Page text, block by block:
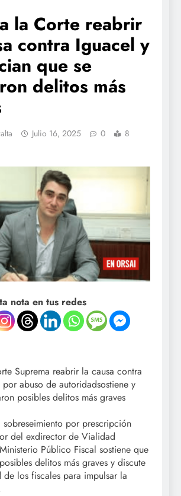
la Corte reabrir
contra Iguacel y
que se
delitos más
Julio 16, 2025 0
8
nota en tus redes
Suprema reabrir la causa contra
por abuso de autoridadsostiene y
posibles delitos más graves
sobreseimiento por prescripción
del exdirector de Vialidad
Público Fiscal sostiene que
delitos más graves y discute
los fiscales para impulsar la